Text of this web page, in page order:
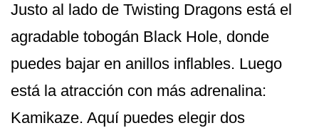
Justo al lado de Twisting Dragons está el
agradable tobogán Black Hole, donde
puedes bajar en anillos inflables. Luego
está la atracción con más adrenalina:
Kamikaze. Aquí puedes elegir dos